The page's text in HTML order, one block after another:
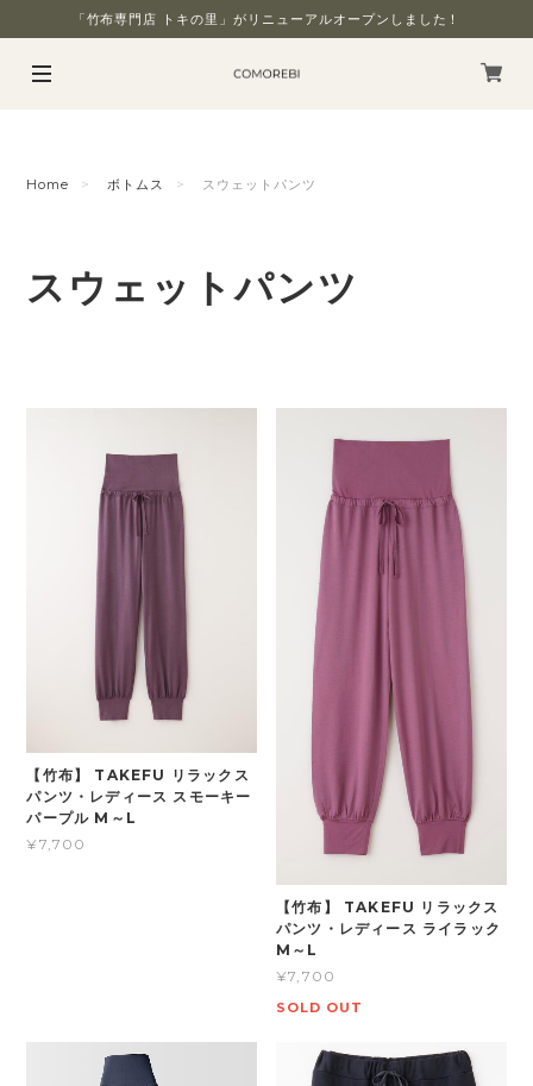
「竹布専門店 トキの里」がリニューアルオープンしました！
Home ボトムス スウェットパンツ
スウェットパンツ
【竹布】 TAKEFU リラックス
パンツ・レディース スモーキー
パープル M～L
¥7,700
【竹布】 TAKEFU リラックス
パンツ・レディース ライラック
M～L
¥7,700
SOLD OUT